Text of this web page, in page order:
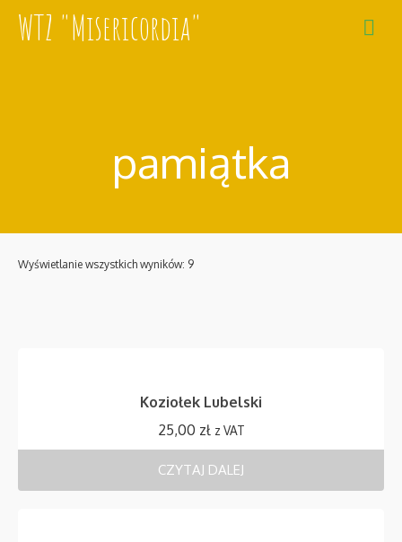
WTZ "Misericordia"
pamiątka
Wyświetlanie wszystkich wyników: 9
Koziołek Lubelski
25,00 zł z VAT
CZYTAJ DALEJ